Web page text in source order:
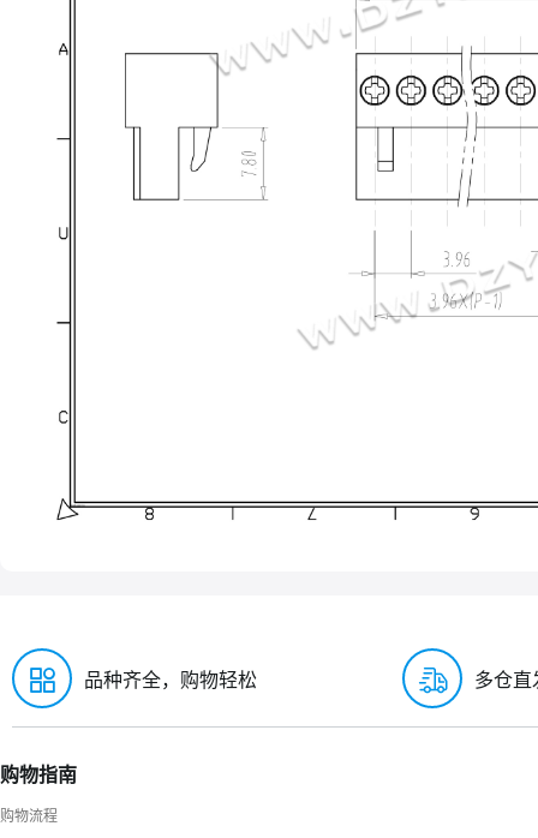
品种齐全，购物轻松 多仓直
购物指南
购物流程